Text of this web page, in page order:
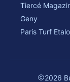
Tiercé
Geny
Paris Turf
2026